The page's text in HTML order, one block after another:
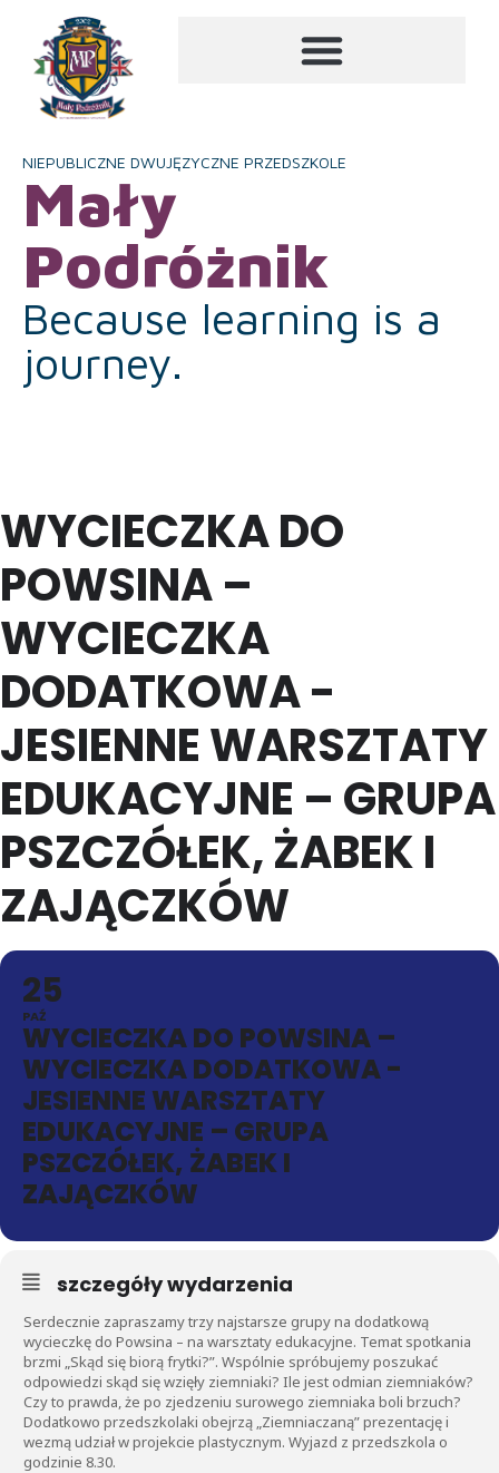
NIEPUBLICZNE DWUJĘZYCZNE PRZEDSZKOLE
Mały
Podróżnik
Because learning is a
journey.
WYCIECZKA DO
POWSINA –
WYCIECZKA
DODATKOWA -
JESIENNE WARSZTATY
EDUKACYJNE – GRUPA
PSZCZÓŁEK, ŻABEK I
ZAJĄCZKÓW
25
PAŹ
WYCIECZKA DO POWSINA –
WYCIECZKA DODATKOWA -
JESIENNE WARSZTATY
EDUKACYJNE – GRUPA
PSZCZÓŁEK, ŻABEK I
ZAJĄCZKÓW
szczegóły wydarzenia
Serdecznie zapraszamy trzy najstarsze grupy na dodatkową
wycieczkę do Powsina – na warsztaty edukacyjne. Temat spotkania
brzmi „Skąd się biorą frytki?”. Wspólnie spróbujemy poszukać
odpowiedzi skąd się wzięły ziemniaki? Ile jest odmian ziemniaków?
Czy to prawda, że po zjedzeniu surowego ziemniaka boli brzuch?
Dodatkowo przedszkolaki obejrzą „Ziemniaczaną” prezentację i
wezmą udział w projekcie plastycznym. Wyjazd z przedszkola o
godzinie 8.30.